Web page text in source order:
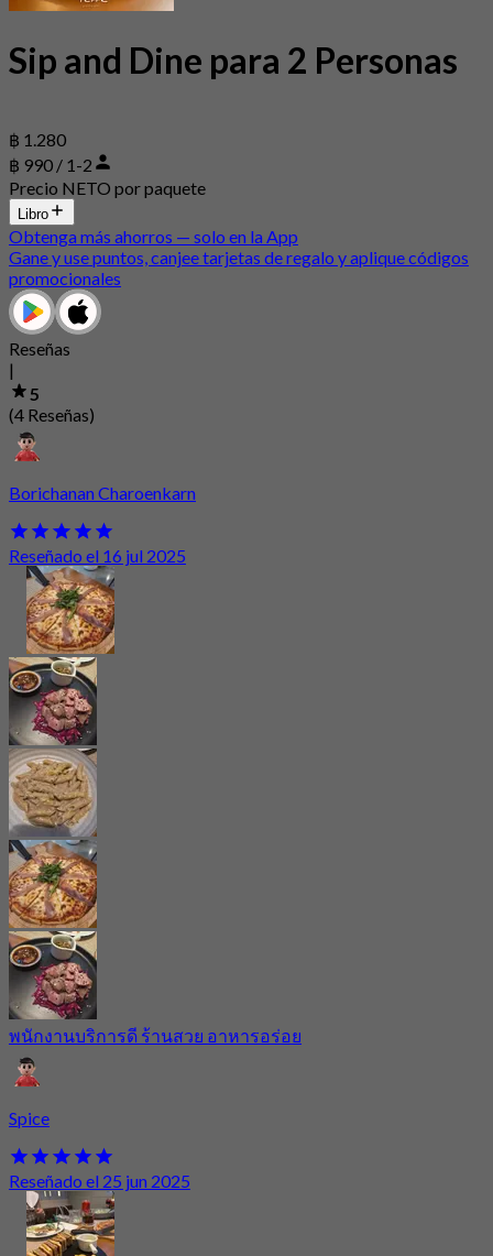
Sip and Dine para 2 Personas
฿ 1.280
฿ 990 / 1-2
Precio NETO por paquete
Libro
Obtenga más ahorros — solo en la App
Gane y use puntos, canjee tarjetas de regalo y aplique códigos
promocionales
Reseñas
|
5
(4 Reseñas)
Borichanan Charoenkarn
Reseñado el 16 jul 2025
พนักงานบริการดี ร้านสวย อาหารอร่อย
Spice
Reseñado el 25 jun 2025